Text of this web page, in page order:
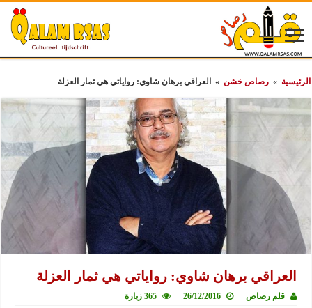
الرئيسية » رصاص خشن » العراقي برهان شاوي: رواياتي هي ثمار العزلة
العراقي برهان شاوي: رواياتي هي ثمار العزلة
قلم رصاص 26/12/2016 365 زيارة